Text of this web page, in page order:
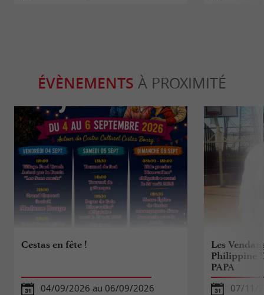
ÉVÈNEMENTS À PROXIMITÉ
Cestas en fête !
04/09/2026 au 06/09/2026
Les
Philippine
PAPA
07/11/